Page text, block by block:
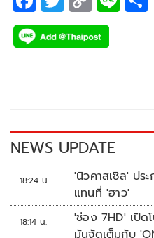
ac
e
k
wi
tt
o
p
k
NEWS UPDATE
18:24 น.
'นิวคาสเซิล' ปร
แทนที่ 'ฮาว'
18:14 น.
'ช่อง 7HD' เปิด
มันจัดเต็มกับ